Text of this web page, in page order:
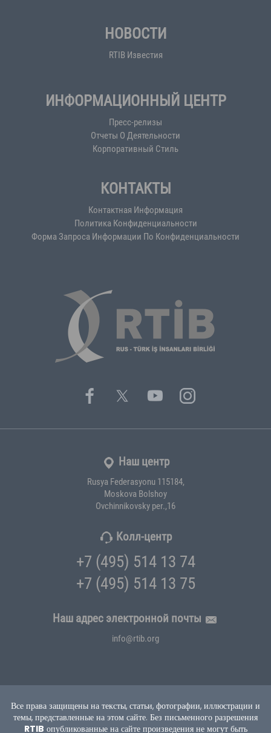
НОВОСТИ
RTIB Известия
ИНФОРМАЦИОННЫЙ ЦЕНТР
Пресс-релизы
Отчеты О Деятельности
Корпоративный Стиль
КОНТАКТЫ
Контактная Информация
Политика Конфиденциальности
Форма Запроса Информации По Конфиденциальности
Наш центр
Rusya Federasyonu 115184,
Moskova Bolshoy
Ovchinnikovsky per.,16
Колл-центр
+7 (495) 514 13 74
+7 (495) 514 13 75
Наш адрес электронной почты
info@rtib.org
Все права защищены на тексты, статьи, фотографии, иллюстрации и
темы, представленные на этом сайте. Без письменного разрешения
RTIB опубликованные на сайте произведения не могут быть